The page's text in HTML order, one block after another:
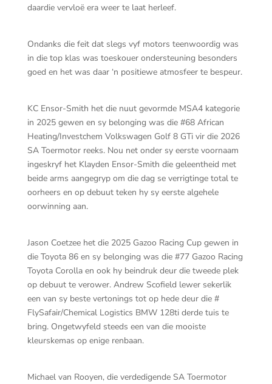
daardie vervloë era weer te laat herleef.
Ondanks die feit dat slegs vyf motors teenwoordig was
in die top klas was toeskouer ondersteuning besonders
goed en het was daar ‘n positiewe atmosfeer te bespeur.
KC Ensor-Smith het die nuut gevormde MSA4 kategorie
in 2025 gewen en sy belonging was die #68 African
Heating/Investchem Volkswagen Golf 8 GTi vir die 2026
SA Toermotor reeks. Nou net onder sy eerste voornaam
ingeskryf het Klayden Ensor-Smith die geleentheid met
beide arms aangegryp om die dag se verrigtinge total te
oorheers en op debuut teken hy sy eerste algehele
oorwinning aan.
Jason Coetzee het die 2025 Gazoo Racing Cup gewen in
die Toyota 86 en sy belonging was die #77 Gazoo Racing
Toyota Corolla en ook hy beindruk deur die tweede plek
op debuut te verower. Andrew Scofield lewer sekerlik
een van sy beste vertonings tot op hede deur die #
FlySafair/Chemical Logistics BMW 128ti derde tuis te
bring. Ongetwyfeld steeds een van die mooiste
kleurskemas op enige renbaan.
Michael van Rooyen, die verdedigende SA Toermotor